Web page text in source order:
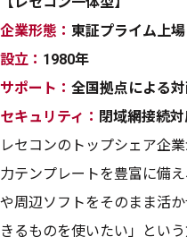
企業形態： 東証プライム上場
設立： 1980年
サポート： 全国拠点による
セキュリティ： 閉域網接続
レセコンのトップシェア企
力テンプレートを豊富に備
や周辺ソフトをそのまま活
きるものを使いたい」という